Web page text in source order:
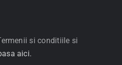
si conditiile si
aici.